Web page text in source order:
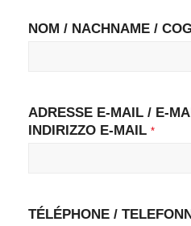
NOM / NACHNAME /
ADRESSE E-MAIL / E-
INDIRIZZO E-MAIL *
TÉLÉPHONE /